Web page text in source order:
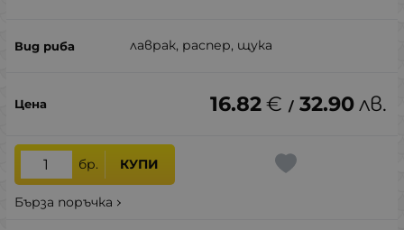
лаврак, распер, щука
16.82€ / 32.90лв.
бр. КУПИ
Бърза поръчка